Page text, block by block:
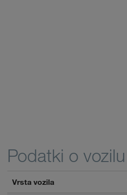
Podatki o vozilu
Vrsta vozila